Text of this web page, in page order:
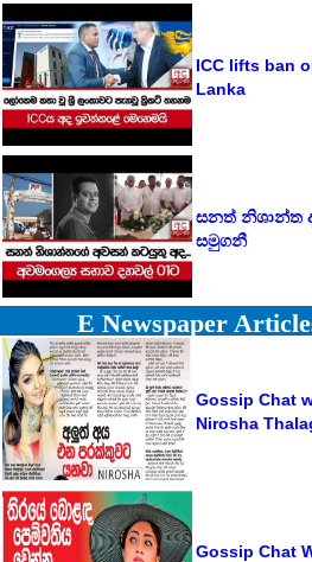
ICC lifts ban
Lanka
සනත් නිශාන්ත
සමුගනී
E Newspaper
Gossip Chat
Nirosha
Gossip Chat